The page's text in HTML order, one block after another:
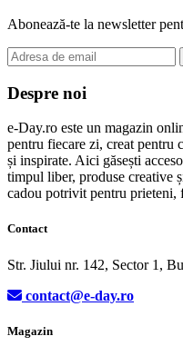
Abonează-te la newsletter
Despre noi
e-Day.ro este un magazin
pentru fiecare zi, creat pentru
și inspirate. Aici găsești
timpul liber, produse creative
cadou potrivit pentru prieteni,
Contact
Str. Jiului nr. 142, Sector 1,
contact@e-day.ro
Magazin